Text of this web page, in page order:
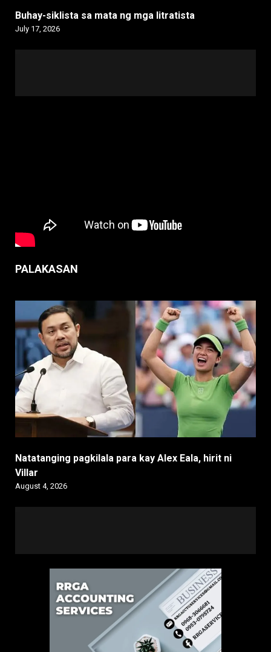
Buhay-siklista sa mata ng mga litratista
July 17, 2026
PALAKASAN
Natatanging pagkilala para kay Alex Eala, hirit ni
Villar
August 4, 2026